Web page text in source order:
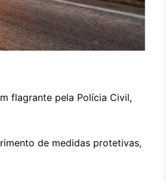
flagrante pela Polícia Civil,
de medidas protetivas,